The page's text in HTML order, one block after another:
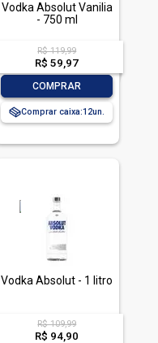
Vodka Absolut Vanilia
- 750 ml
R$ 119,99
R$ 59,97
COMPRAR
Comprar caixa:12
Vodka Absolut - 1 litro
R$ 109,99
R$ 94,90